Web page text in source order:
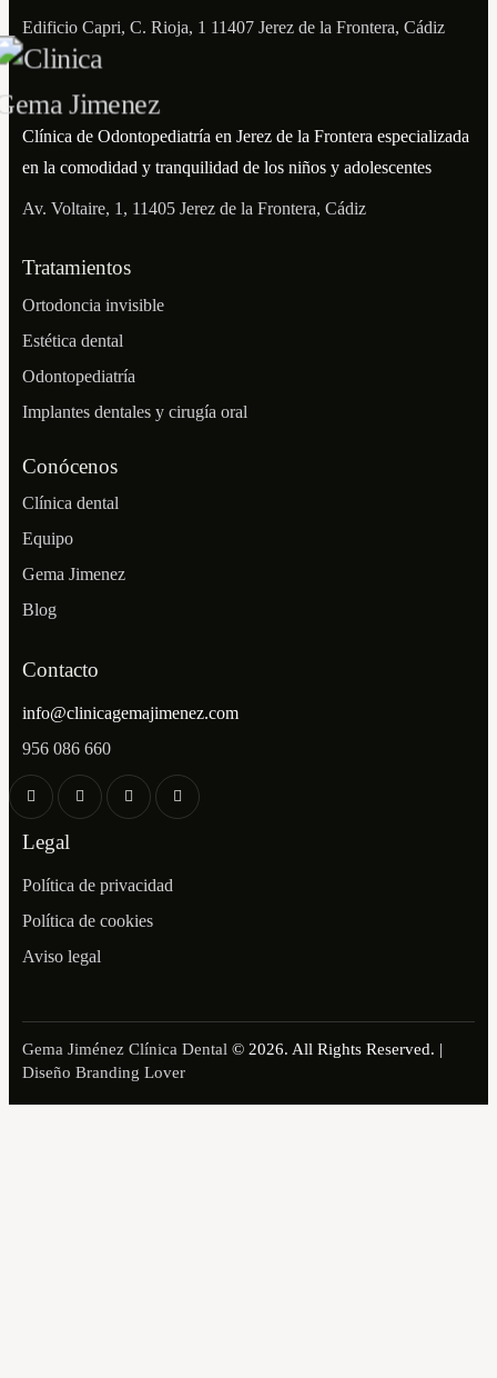
Edificio Capri, C. Rioja, 1 11407 Jerez de la Frontera, Cádiz
Clínica de Odontopediatría en Jerez de la Frontera especializada
en la comodidad y tranquilidad de los niños y adolescentes
Av. Voltaire, 1, 11405 Jerez de la Frontera, Cádiz
Tratamientos
Ortodoncia invisible
Estética dental
Odontopediatría
Implantes dentales y cirugía oral
Conócenos
Clínica dental
Equipo
Gema Jimenez
Blog
Contacto
info@clinicagemajimenez.com
956 086 660
Legal
Política de privacidad
Política de cookies
Aviso legal
Gema Jiménez Clínica Dental © 2026. All Rights Reserved. |
Diseño Branding Lover